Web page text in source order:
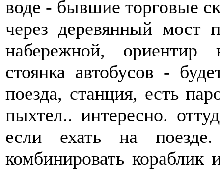
воде - бывшие торговые
через деревянный
набережной, ориентир
стоянка автобусов -
поезда, станция, есть
пыхтел.. интересно.
если ехать на
комбинировать